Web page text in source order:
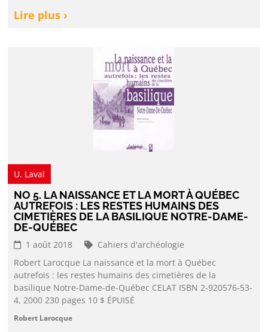
Lire plus ›
U. Laval
NO 5. LA NAISSANCE ET LA MORT À QUÉBEC
AUTREFOIS : LES RESTES HUMAINS DES
CIMETIÈRES DE LA BASILIQUE NOTRE-DAME-
DE-QUÉBEC
1 août 2018
Cahiers d'archéologie
Robert Larocque La naissance et la mort à Québec
autrefois : les restes humains des cimetières de la
basilique Notre-Dame-de-Québec CELAT ISBN 2-920576-53-
4, 2000 230 pages 10 $ ÉPUISÉ
Robert Larocque